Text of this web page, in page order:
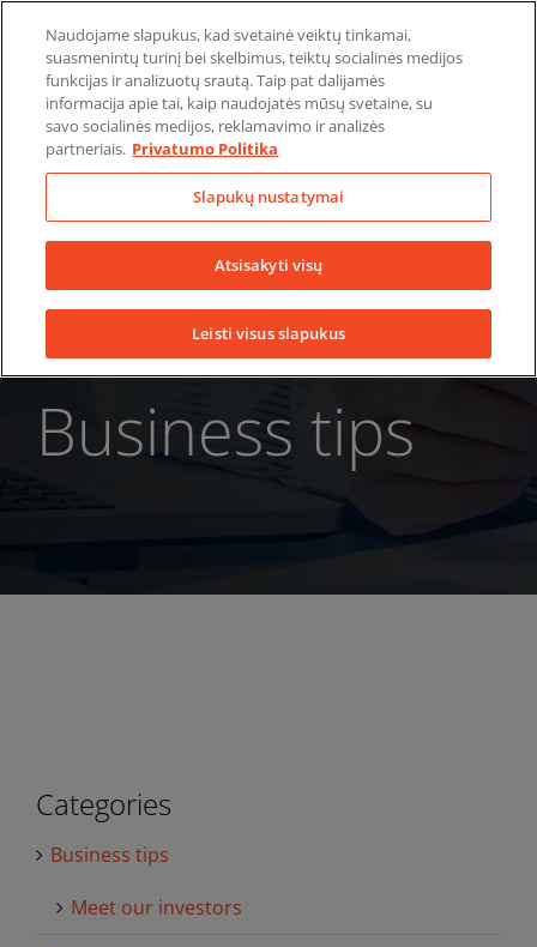
content
LinkedInYouTubeFacebook
Business tips
Categories
Business tips
Meet our investors
Naudojame slapukus, kad svetainė veiktų tinkamai,
suasmenintų turinį bei skelbimus, teiktų socialinės medijos
funkcijas ir analizuotų srautą. Taip pat dalijamės
informacija apie tai, kaip naudojatės mūsų svetaine, su
savo socialinės medijos, reklamavimo ir analizės
partneriais. Privatumo Politika
Slapukų nustatymai
Atsisakyti visų
Leisti visus slapukus